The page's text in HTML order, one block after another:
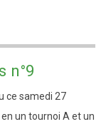
n°9
ce samedi 27
un tournoi A et un